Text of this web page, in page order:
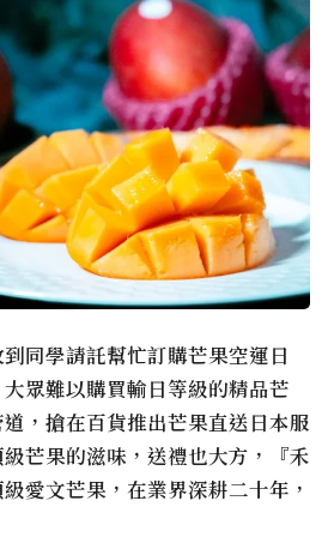
同學請託幫忙訂購芒果空運日
眾難以購買輸日等級的精品芒
，搶在百貨推出芒果直送日本服
芒果的滋味，送禮也大方，『禾
愛文芒果，在業界深耕二十年，